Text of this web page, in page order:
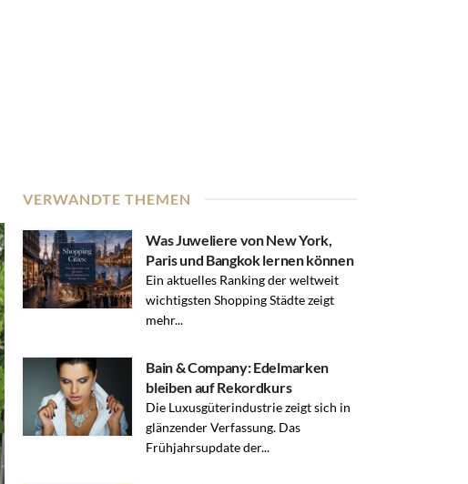
VERWANDTE THEMEN
Was Juweliere von New York,
Paris und Bangkok lernen können
Ein aktuelles Ranking der weltweit
wichtigsten Shopping Städte zeigt
mehr...
Bain & Company: Edelmarken
bleiben auf Rekordkurs
Die Luxusgüterindustrie zeigt sich in
glänzender Verfassung. Das
Frühjahrsupdate der...